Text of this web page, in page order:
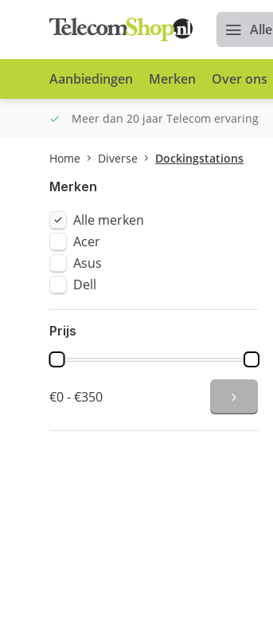
Aanbiedingen Merken Over ons
Meer dan 20 jaar Telecom ervaring
Home Diverse Dockingstations
Merken
Alle merken
Acer
Asus
Dell
Prijs
€0 - €350